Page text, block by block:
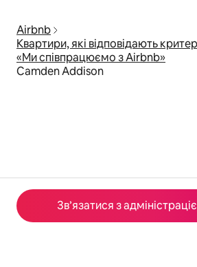
Зв’язатися з
Airbnb
Квартири, які відповідають
«Ми співпрацюємо з Airbnb»
Camden Addison